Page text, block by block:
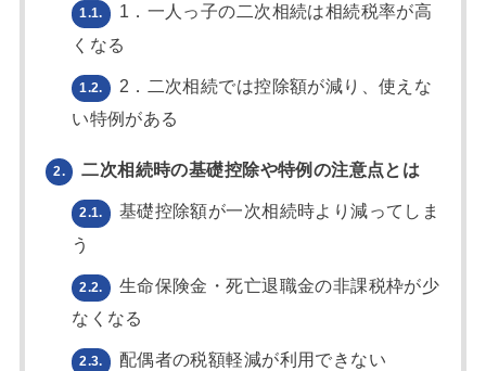
1.1.
1．一人っ子の二次相続は相続税率が高
くなる
1.2.
2．二次相続では控除額が減り、使えな
い特例がある
2. 二次相続時の基礎控除や特例の注意点とは
2.1.
基礎控除額が一次相続時より減ってしま
う
2.2.
生命保険金・死亡退職金の非課税枠が少
なくなる
2.3. 配偶者の税額軽減が利用できない